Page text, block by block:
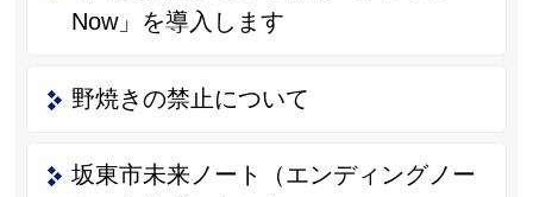
Now」を導入します
野焼きの禁止について
坂東市未来ノート（エンディングノー